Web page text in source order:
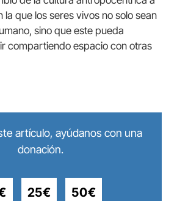
la que los seres vivos no solo sean
sino que este pueda
compartiendo espacio con otras
artículo, ayúdanos con una
donación.
25€ 50€